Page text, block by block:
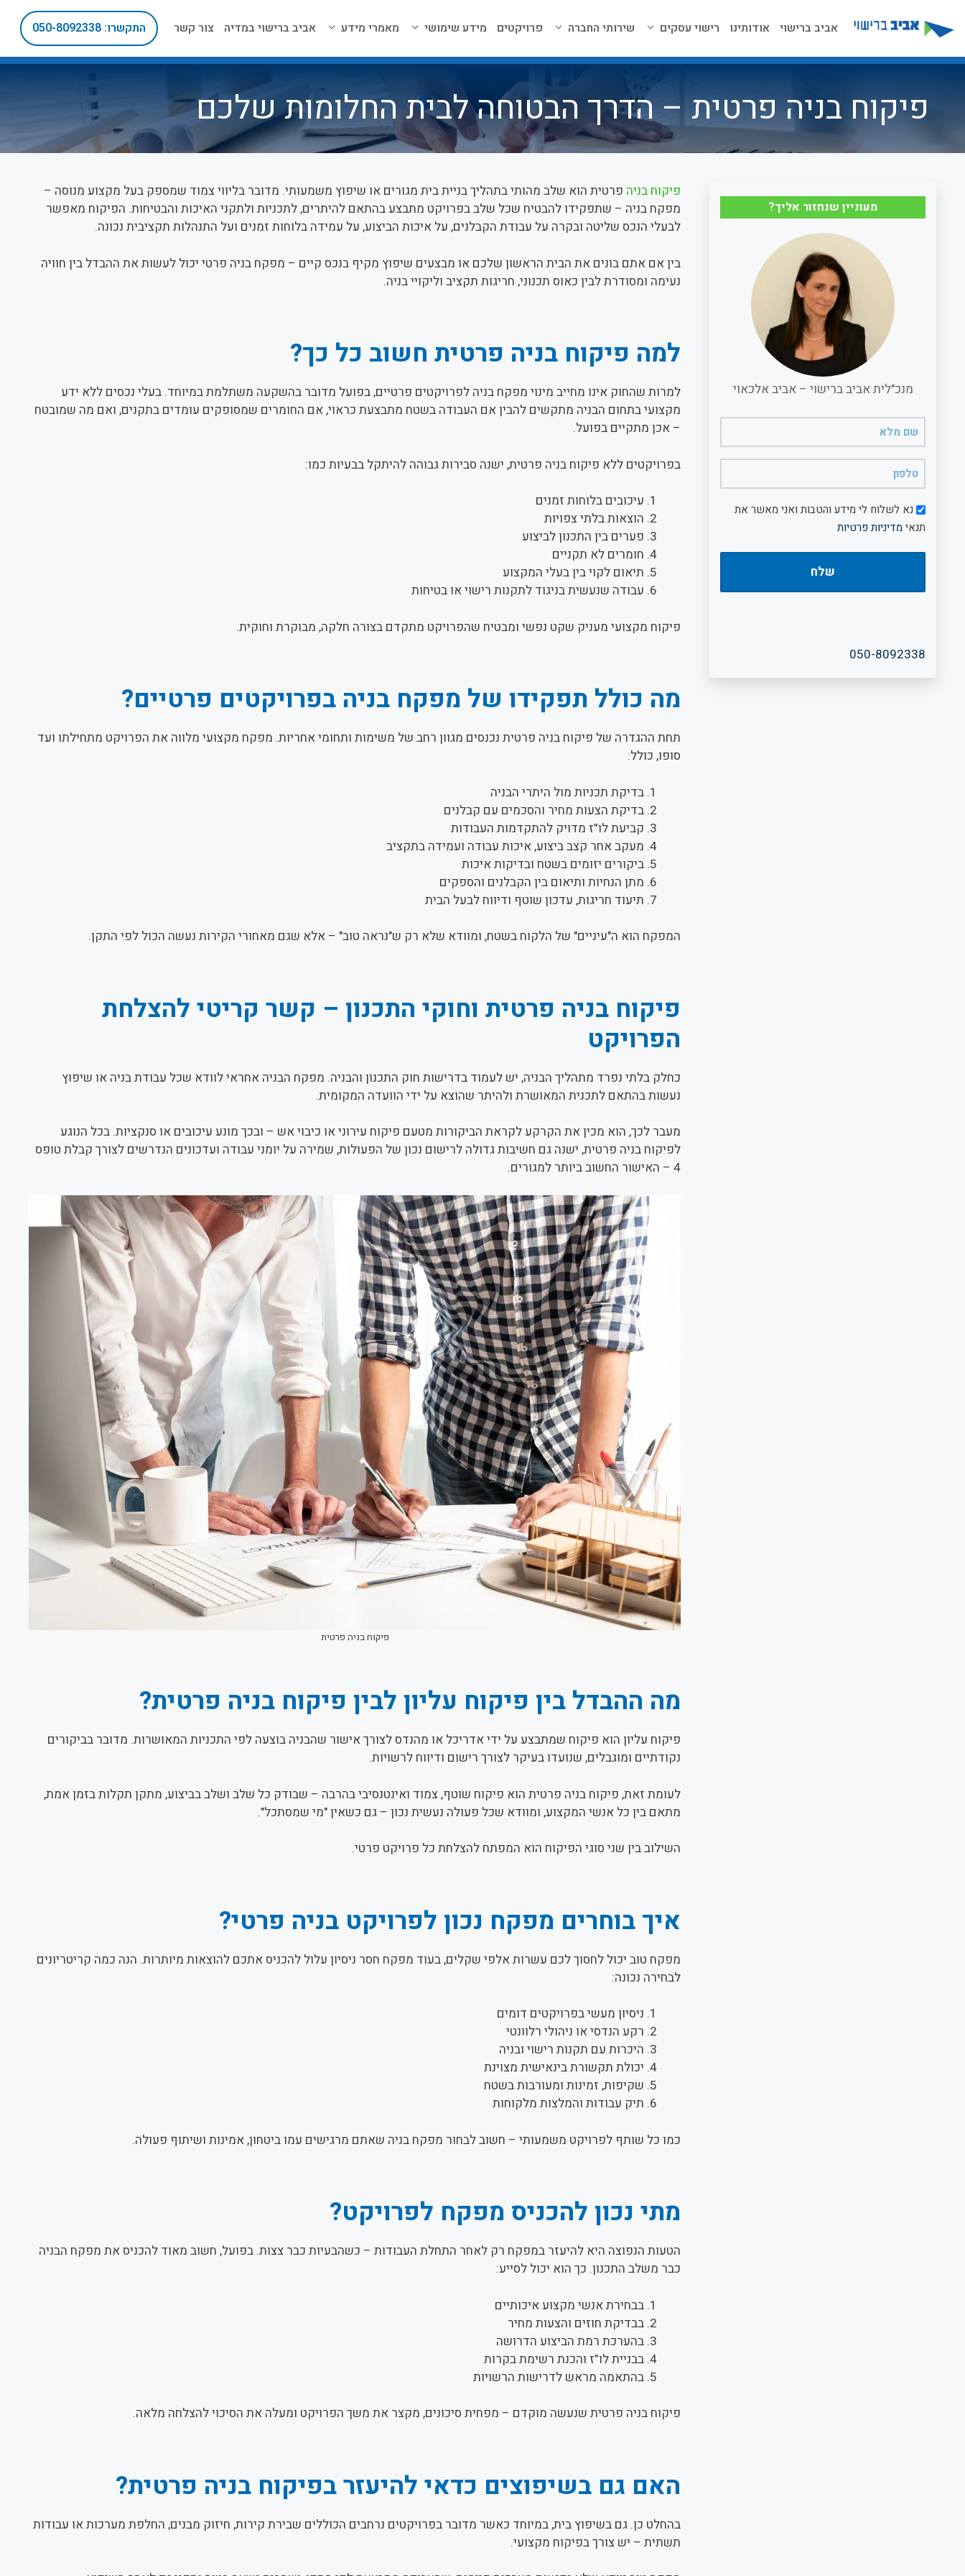
לתוכן
אביב ברישוי אודותינו רישוי עסקים שירותי החברה פרויקטים מידע שימושי מאמרי מידע אביב ברישוי במדיה צור קשר התקשרו: 050-8092338
פיקוח בניה פרטית – הדרך הבטוחה לבית החלומות שלכם
פיקוח בניה פרטית הוא שלב מהותי בתהליך בניית בית מגורים או שיפוץ משמעותי. מדובר בליווי צמוד שמספק בעל מקצוע מנוסה –
מפקח בניה – שתפקידו להבטיח שכל שלב בפרויקט מתבצע בהתאם להיתרים, לתכניות ולתקני האיכות והבטיחות. הפיקוח מאפשר
לבעלי הנכס שליטה ובקרה על עבודת הקבלנים, על איכות הביצוע, על עמידה בלוחות זמנים ועל התנהלות תקציבית נכונה.
בין אם אתם בונים את הבית הראשון שלכם או מבצעים שיפוץ מקיף בנכס קיים – מפקח בניה פרטי יכול לעשות את ההבדל בין חוויה
נעימה ומסודרת לבין כאוס תכנוני, חריגות תקציב וליקויי בניה.
למה פיקוח בניה פרטית חשוב כל כך?
למרות שהחוק אינו מחייב מינוי מפקח בניה לפרויקטים פרטיים, בפועל מדובר בהשקעה משתלמת במיוחד. בעלי נכסים ללא ידע
מקצועי בתחום הבניה מתקשים להבין אם העבודה בשטח מתבצעת כראוי, אם החומרים שמסופקים עומדים בתקנים, ואם מה שמובטח
– אכן מתקיים בפועל.
בפרויקטים ללא פיקוח בניה פרטית, ישנה סבירות גבוהה להיתקל בבעיות כמו:
עיכובים בלוחות זמנים
הוצאות בלתי צפויות
פערים בין התכנון לביצוע
חומרים לא תקניים
תיאום לקוי בין בעלי המקצוע
עבודה שנעשית בניגוד לתקנות רישוי או בטיחות
פיקוח מקצועי מעניק שקט נפשי ומבטיח שהפרויקט מתקדם בצורה חלקה, מבוקרת וחוקית.
מה כולל תפקידו של מפקח בניה בפרויקטים פרטיים?
תחת ההגדרה של פיקוח בניה פרטית נכנסים מגוון רחב של משימות ותחומי אחריות. מפקח מקצועי מלווה את הפרויקט מתחילתו ועד
סופו, כולל:
בדיקת תכניות מול היתרי הבניה
בדיקת הצעות מחיר והסכמים עם קבלנים
קביעת לו”ז מדויק להתקדמות העבודות
מעקב אחר קצב ביצוע, איכות עבודה ועמידה בתקציב
ביקורים יזומים בשטח ובדיקות איכות
מתן הנחיות ותיאום בין הקבלנים והספקים
תיעוד חריגות, עדכון שוטף ודיווח לבעל הבית
המפקח הוא ה"עיניים" של הלקוח בשטח, ומוודא שלא רק ש"נראה טוב" – אלא שגם מאחורי הקירות נעשה הכול לפי התקן.
פיקוח בניה פרטית וחוקי התכנון – קשר קריטי להצלחת
הפרויקט
כחלק בלתי נפרד מתהליך הבניה, יש לעמוד בדרישות חוק התכנון והבניה. מפקח הבניה אחראי לוודא שכל עבודת בניה או שיפוץ
נעשות בהתאם לתכנית המאושרת ולהיתר שהוצא על ידי הוועדה המקומית.
מעבר לכך, הוא מכין את הקרקע לקראת הביקורות מטעם פיקוח עירוני או כיבוי אש – ובכך מונע עיכובים או סנקציות. בכל הנוגע
לפיקוח בניה פרטית, ישנה גם חשיבות גדולה לרישום נכון של הפעולות, שמירה על יומני עבודה ועדכונים הנדרשים לצורך קבלת טופס
4 – האישור החשוב ביותר למגורים.
פיקוח בניה פרטית
מה ההבדל בין פיקוח עליון לבין פיקוח בניה פרטית?
פיקוח עליון הוא פיקוח שמתבצע על ידי אדריכל או מהנדס לצורך אישור שהבניה בוצעה לפי התכניות המאושרות. מדובר בביקורים
נקודתיים ומוגבלים, שנועדו בעיקר לצורך רישום ודיווח לרשויות.
לעומת זאת, פיקוח בניה פרטית הוא פיקוח שוטף, צמוד ואינטנסיבי בהרבה – שבודק כל שלב ושלב בביצוע, מתקן תקלות בזמן אמת,
מתאם בין כל אנשי המקצוע, ומוודא שכל פעולה נעשית נכון – גם כשאין "מי שמסתכל".
השילוב בין שני סוגי הפיקוח הוא המפתח להצלחת כל פרויקט פרטי.
איך בוחרים מפקח נכון לפרויקט בניה פרטי?
מפקח טוב יכול לחסוך לכם עשרות אלפי שקלים, בעוד מפקח חסר ניסיון עלול להכניס אתכם להוצאות מיותרות. הנה כמה קריטריונים
לבחירה נכונה:
ניסיון מעשי בפרויקטים דומים
רקע הנדסי או ניהולי רלוונטי
היכרות עם תקנות רישוי ובניה
יכולת תקשורת בינאישית מצוינת
שקיפות, זמינות ומעורבות בשטח
תיק עבודות והמלצות מלקוחות
כמו כל שותף לפרויקט משמעותי – חשוב לבחור מפקח בניה שאתם מרגישים עמו ביטחון, אמינות ושיתוף פעולה.
מתי נכון להכניס מפקח לפרויקט?
הטעות הנפוצה היא להיעזר במפקח רק לאחר התחלת העבודות – כשהבעיות כבר צצות. בפועל, חשוב מאוד להכניס את מפקח הבניה
כבר משלב התכנון. כך הוא יכול לסייע:
בבחירת אנשי מקצוע איכותיים
בבדיקת חוזים והצעות מחיר
בהערכת רמת הביצוע הדרושה
בבניית לו”ז והכנת רשימת בקרות
בהתאמה מראש לדרישות הרשויות
פיקוח בניה פרטית שנעשה מוקדם – מפחית סיכונים, מקצר את משך הפרויקט ומעלה את הסיכוי להצלחה מלאה.
האם גם בשיפוצים כדאי להיעזר בפיקוח בניה פרטית?
בהחלט כן. גם בשיפוץ בית, במיוחד כאשר מדובר בפרויקטים נרחבים הכוללים שבירת קירות, חיזוק מבנים, החלפת מערכות או עבודות
תשתית – יש צורך בפיקוח מקצועי.
מעוניין שנחזור אליך?
מנכ"לית אביב ברישוי – אביב אלכאוי
מלא
(חובה)
דיוורנא לשלוח לי מידע והטבות ואני מאשר את
תנאימדיניות פרטיות
050-8092338